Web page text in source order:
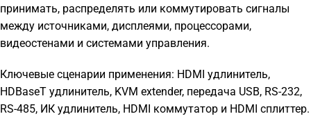
принимать, распределять или коммутировать сигналы
между источниками, дисплеями, процессорами,
видеостенами и системами управления.
Ключевые сценарии применения: HDMI удлинитель,
HDBaseT удлинитель, KVM extender, передача USB, RS-232,
RS-485, ИК удлинитель, HDMI коммутатор и HDMI сплиттер.